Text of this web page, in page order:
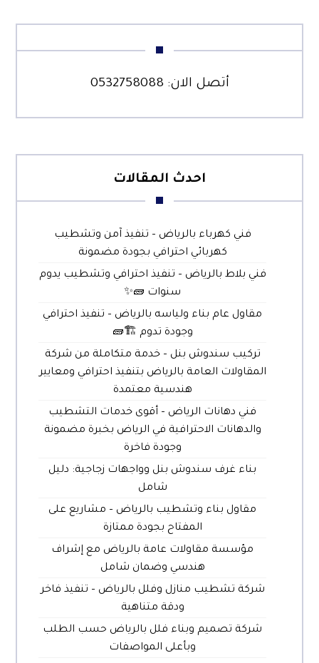
أتصل الان: 0532758088
احدث المقالات
فني كهرباء بالرياض – تنفيذ آمن وتشطيب
كهربائي احترافي بجودة مضمونة
فني بلاط بالرياض – تنفيذ احترافي وتشطيب يدوم
سنوات 🧱✨
مقاول عام بناء ولياسه بالرياض – تنفيذ احترافي
وجودة تدوم 🏗️🧱
تركيب سندوش بنل – خدمة متكاملة من شركة
المقاولات العامة بالرياض بتنفيذ احترافي ومعايير
هندسية معتمدة
فني دهانات الرياض – أقوى خدمات التشطيب
والدهانات الاحترافية في الرياض بخبرة مضمونة
وجودة فاخرة
بناء غرف سندوش بنل وواجهات زجاجية: دليل
شامل
مقاول بناء وتشطيب بالرياض – مشاريع على
المفتاح بجودة ممتازة
مؤسسة مقاولات عامة بالرياض مع إشراف
هندسي وضمان شامل
شركة تشطيب منازل وفلل بالرياض – تنفيذ فاخر
ودقة متناهية
شركة تصميم وبناء فلل بالرياض حسب الطلب
وبأعلى المواصفات